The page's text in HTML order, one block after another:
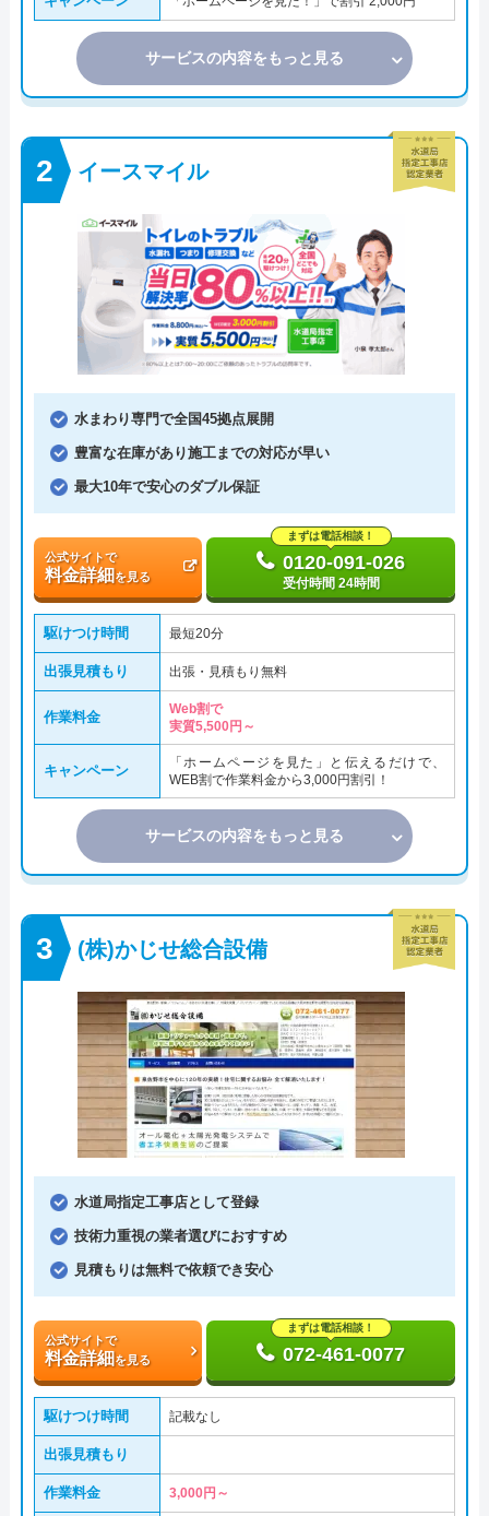
サービスの内容をもっと見る
イースマイル
水まわり専門で全国45拠点展開
豊富な在庫があり施工までの対応が早い
最大10年で安心のダブル保証
公式サイトで
料金詳細を見る
まずは電話相談！
0120-091-026
受付時間 24時間
駆けつけ時間 最短20分
出張見積もり 出張・見積もり無料
作業料金
Web割で
実質5,500円～
キャンペーン
「ホームページを見た」と伝えるだけで、
WEB割で作業料金から3,000円割引！
サービスの内容をもっと見る
(株)かじせ総合設備
水道局指定工事店として登録
技術力重視の業者選びにおすすめ
見積もりは無料で依頼でき安心
公式サイトで
料金詳細を見る
まずは電話相談！
072-461-0077
駆けつけ時間 記載なし
出張見積もり
作業料金 3,000円～